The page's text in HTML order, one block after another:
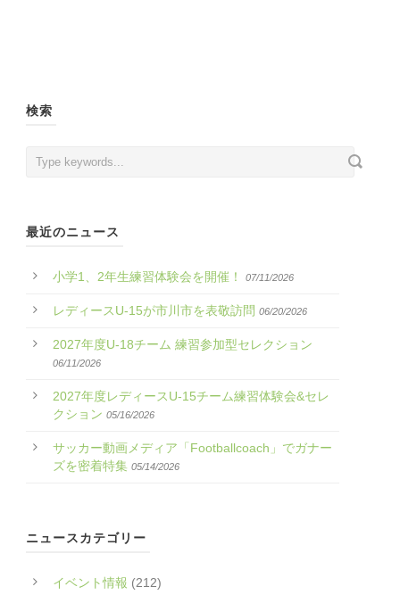
検索
最近のニュース
小学1、2年生練習体験会を開催！ 07/11/2026
レディースU-15が市川市を表敬訪問 06/20/2026
2027年度U-18チーム 練習参加型セレクション
06/11/2026
2027年度レディースU-15チーム練習体験会&セレ
クション 05/16/2026
サッカー動画メディア「Footballcoach」でガナー
ズを密着特集 05/14/2026
ニュースカテゴリー
イベント情報 (212)